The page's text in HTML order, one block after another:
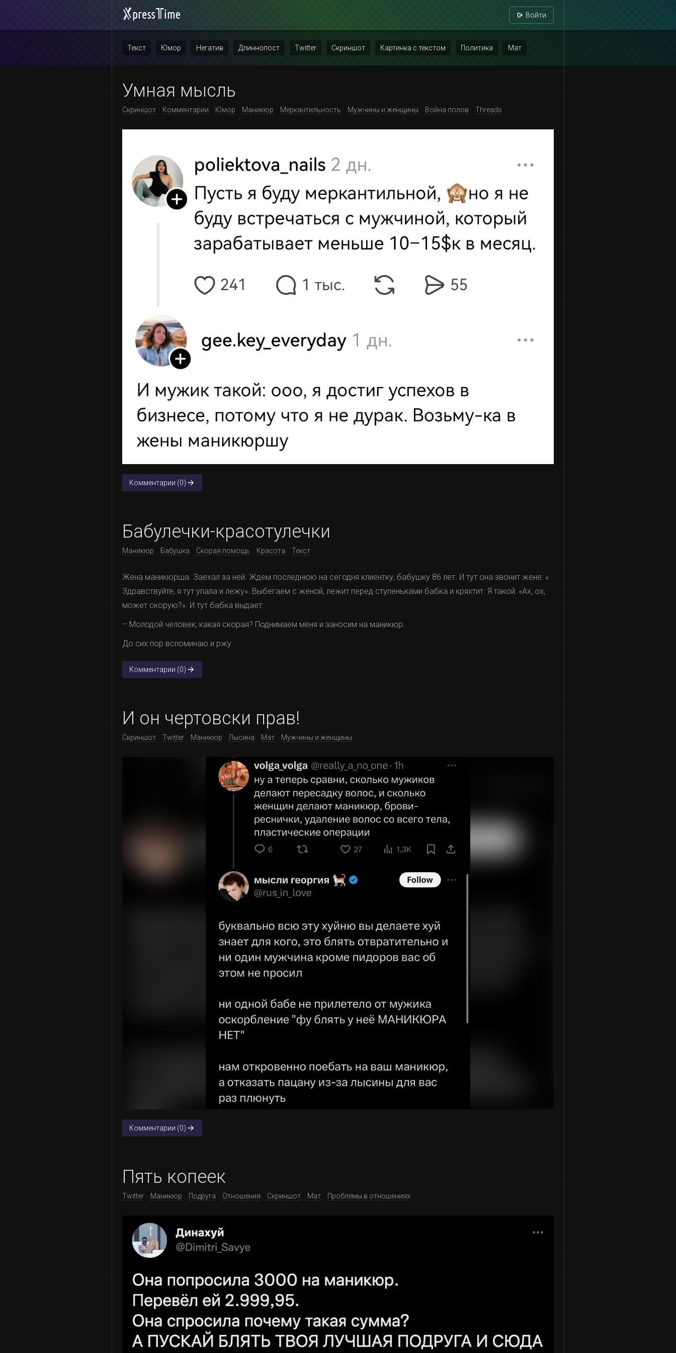
Войти
Текст Юмор Негатив Длиннопост Twitter Скриншот Картинка с текстом Политика Мат
Умная мысль
Скриншот Комментарии Юмор Маникюр Меркантильность Мужчины и женщины Война полов Threads
Комментарии (0)
Бабулечки-красотулечки
Маникюр Бабушка Скорая помощь Красота Текст
Жена маникюрша. Заехал за ней. Ждем последнюю на сегодня клиентку, бабушку 86 лет. И тут она звонит жене: «
Здравствуйте, я тут упала и лежу». Выбегаем с женой, лежит перед ступеньками бабка и кряхтит. Я такой: «Ах, ох,
может скорую?». И тут бабка выдает:
– Молодой человек, какая скорая? Поднимаем меня и заносим на маникюр.
До сих пор вспоминаю и ржу.
Комментарии (0)
И он чертовски прав!
Скриншот Twitter Маникюр Лысина Мат Мужчины и женщины
Комментарии (0)
Пять копеек
Twitter Маникюр Подруга Отношения Скриншот Мат Проблемы в отношениях